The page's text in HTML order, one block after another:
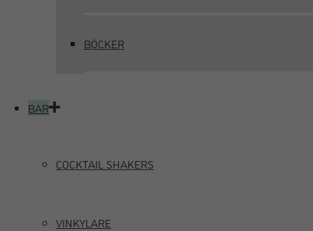
BÖCKER
BAR
COCKTAIL SHAKERS
VINKYLARE